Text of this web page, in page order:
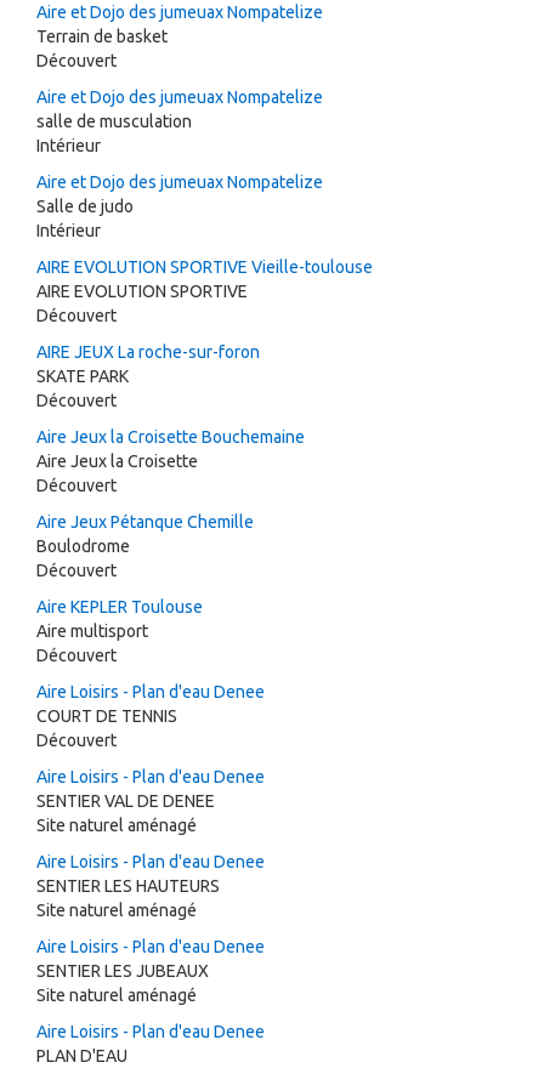
Aire et Dojo des jumeuax Nompatelize
Terrain de basket
Découvert
Aire et Dojo des jumeuax Nompatelize
salle de musculation
Intérieur
Aire et Dojo des jumeuax Nompatelize
Salle de judo
Intérieur
AIRE EVOLUTION SPORTIVE Vieille-toulouse
AIRE EVOLUTION SPORTIVE
Découvert
AIRE JEUX La roche-sur-foron
SKATE PARK
Découvert
Aire Jeux la Croisette Bouchemaine
Aire Jeux la Croisette
Découvert
Aire Jeux Pétanque Chemille
Boulodrome
Découvert
Aire KEPLER Toulouse
Aire multisport
Découvert
Aire Loisirs - Plan d'eau Denee
COURT DE TENNIS
Découvert
Aire Loisirs - Plan d'eau Denee
SENTIER VAL DE DENEE
Site naturel aménagé
Aire Loisirs - Plan d'eau Denee
SENTIER LES HAUTEURS
Site naturel aménagé
Aire Loisirs - Plan d'eau Denee
SENTIER LES JUBEAUX
Site naturel aménagé
Aire Loisirs - Plan d'eau Denee
PLAN D'EAU